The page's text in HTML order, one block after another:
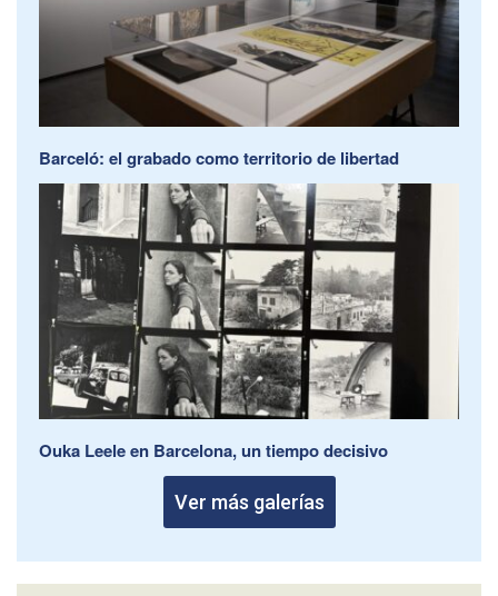
Barceló: el grabado como territorio de libertad
Ouka Leele en Barcelona, un tiempo decisivo
Ver más galerías